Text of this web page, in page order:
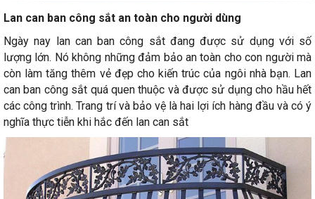
Lan can ban công sắt an toàn cho người dùng
Ngày nay lan can ban công sắt đang được sử dụng với số
lượng lớn. Nó không những đảm bảo an toàn cho con người mà
còn làm tăng thêm vẻ đẹp cho kiến trúc của ngôi nhà bạn. Lan
can ban công sắt quá quen thuộc và được sử dụng cho hầu hết
các công trình. Trang trí và bảo vệ là hai lợi ích hàng đầu và có ý
nghĩa thực tiễn khi hắc đến lan can sắt